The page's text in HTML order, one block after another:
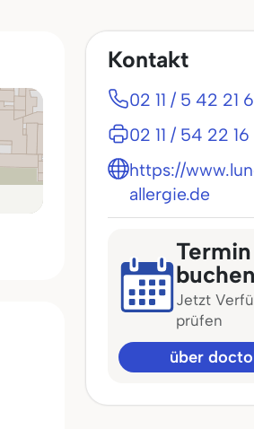
Kontakt
02 11 / 5 42 21
02 11 / 54 22
https://
allergie.de
Termin
buchen
Jetzt
prüfen
über